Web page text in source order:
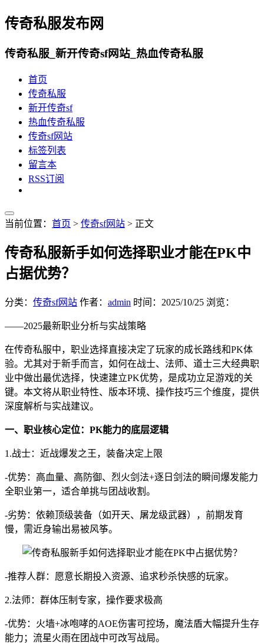
传奇私服发布网
传奇私服_新开传奇sf网站_热血传奇私服
首页
传奇私服
新开传奇sf
热血传奇私服
传奇sf网站
标签列表
留言本
RSS订阅
当前位置： 首页 > 传奇sf网站 > 正文
传奇私服新手如何选择职业才能在PK中
占据优势？
分类： 传奇sf网站 作者： admin 时间： 2025/10/25 浏览：
——2025最新职业分析与实战策略
在传奇私服中，职业选择直接决定了玩家的成长路线和PK体
验。尤其对于新手而言，如何在战士、法师、道士三大经典职
业中做出最优选择，快速建立PK优势，是成功立足游戏的关
键。本文将从职业特性、版本环境、操作技巧三个维度，提供
深度解析与实战建议。
一、职业核心定位：PK能力的底层逻辑
1.战士：近战爆发之王，装备决定上限
-优势：高血量、高防御、烈火剑法+逐日剑法的瞬间爆发能力
全职业第一，适合单挑与团战收割。
-劣势：依赖顶级装备（如开天、屠龙级武器），前期发育
慢，需近身输出易被风筝。
-推荐人群：愿意长期投入资源、追求秒杀快感的玩家。
2.法师：群体压制专家，操作要求极高
-优势：火墙+冰咆哮的AOE伤害可控场，魔法盾大幅提升生存
能力；流星火雨在团战中可改写战局。